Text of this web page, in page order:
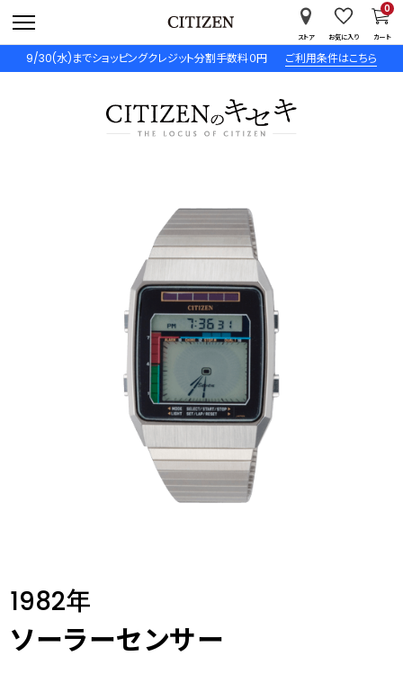
9/30(水)までショッピングクレジット分割手数料０円 ご利用条件はこちら
ストア お気に入り カート
0
1982年
ソーラーセンサー